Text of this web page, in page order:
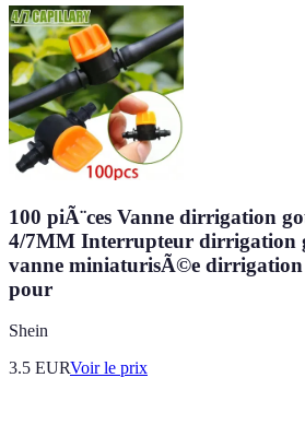
100 piÃ¨ces Vanne dirrigation
4/7MM Interrupteur dirrigation
vanne miniaturisÃ©e dirrigation
pour
Shein
3.5 EURVoir le prix